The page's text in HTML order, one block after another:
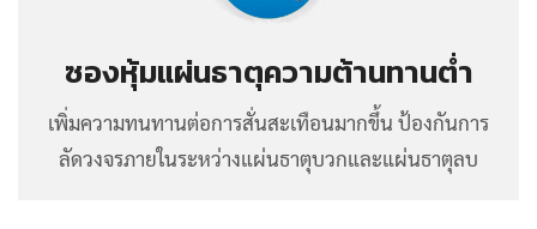
ซองหุ้มแผ่นธาตุความต้านทานต่ำ
เพิ่มความทนทานต่อการสั่นสะเทือนมากขึ้น ป้องกันการ
ลัดวงจรภายในระหว่างแผ่นธาตุบวกและแผ่นธาตุลบ